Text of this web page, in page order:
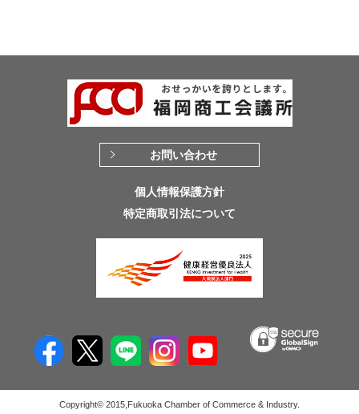
お問い合わせ
個人情報保護方針
特定商取引法について
Copyright© 2015,Fukuoka Chamber of Commerce & Industry.